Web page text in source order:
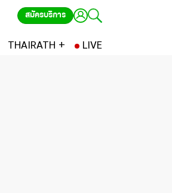
สมัครบริการ
THAIRATH + LIVE